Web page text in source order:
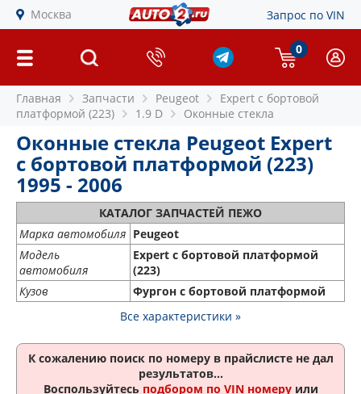
Москва Запрос по VIN
0
Главная Запчасти Peugeot
Expert c бортовой
платформой (223)
1.9 D Оконные стекла
Оконные стекла Peugeot Expert
c бортовой платформой (223)
1995 - 2006
КАТАЛОГ ЗАПЧАСТЕЙ ПЕЖО
Марка автомобиля Peugeot
Модель
автомобиля
Expert c бортовой платформой
(223)
Кузов
Фургон с бортовой платформой
Все характеристики »
К сожалению поиск по номеру в прайслисте не дал
результатов...
Воспользуйтесь подбором по VIN номеруили